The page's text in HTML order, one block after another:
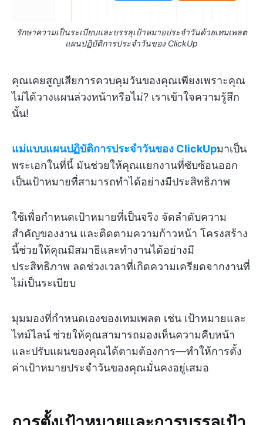
รักษาความเป็นระเบียบและบรรลุเป้าหมายประจำวันด้วยเทมเพลต
แผนปฏิบัติการประจำวันของ ClickUp
คุณเคยสูญเสียการควบคุมวันของคุณเพียงเพราะคุณ
ไม่ได้วางแผนล่วงหน้าหรือไม่? เราเข้าใจความรู้สึก
นั้น!
แม่แบบแผนปฏิบัติการประจำวันของ ClickUpมาเป็น
พระเอกในที่นี้ มันช่วยให้คุณแยกงานที่ซับซ้อนออก
เป็นเป้าหมายที่สามารถทำได้อย่างมีประสิทธิภาพ
ใช้เพื่อกำหนดเป้าหมายที่เป็นจริง จัดลำดับความ
สำคัญของงาน และติดตามความก้าวหน้า โครงสร้าง
นี้ช่วยให้คุณมีสมาธิและทำงานได้อย่างมี
ประสิทธิภาพ ลดช่วงเวลาที่เกิดความเครียดจากงานที่
ไม่เป็นระเบียบ
มุมมองที่กำหนดเองของเทมเพลต เช่น เป้าหมายและ
ไทม์ไลน์ ช่วยให้คุณสามารถมองเห็นความคืบหน้า
และปรับแผนของคุณได้ตามต้องการ—ทำให้การตั้ง
ค่าเป้าหมายประจำวันของคุณมั่นคงอยู่เสมอ